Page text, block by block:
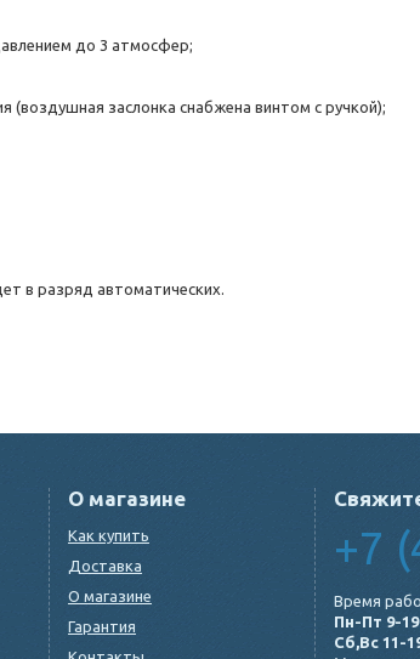
до 3 атмосфер;
(воздушная заслонка снабжена винтом с ручкой);
в разряд автоматических.
О магазине
Как купить
Доставка
О магазине
Гарантия
+7
Время
Пн-Пт 9-19
Сб,Вс 11-